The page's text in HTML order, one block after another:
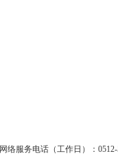
网络服务电话（工作日）：